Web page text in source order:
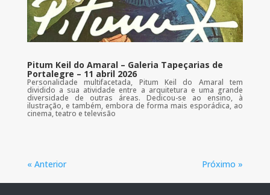
Pitum Keil do Amaral – Galeria Tapeçarias de
Portalegre – 11 abril 2026
Personalidade multifacetada, Pitum Keil do Amaral tem
dividido a sua atividade entre a arquitetura e uma grande
diversidade de outras áreas. Dedicou-se ao ensino, à
ilustração, e também, embora de forma mais esporádica, ao
cinema, teatro e televisão
« Anterior Próximo »